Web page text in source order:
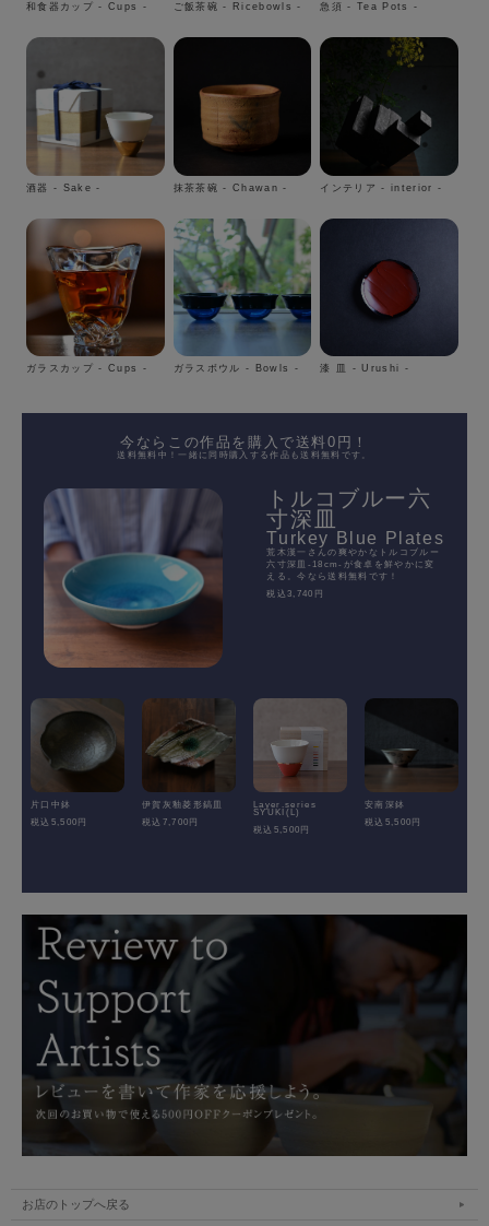
和食器カップ - Cups - ご飯茶碗 - Ricebowls - 急須 - Tea Pots -
酒器 - Sake - 抹茶茶碗 - Chawan - インテリア - interior -
ガラスカップ - Cups - ガラスボウル - Bowls - 漆 皿 - Urushi -
今ならこの作品を購入で送料0円！
送料無料中！一緒に同時購入する作品も送料無料です。
トルコブルー六
寸深皿
Turkey Blue Plates
荒木漢一さんの爽やかなトルコブルー
六寸深皿-18cm-が食卓を鮮やかに変
える。今なら送料無料です！
税込3,740円
片口中鉢
税込5,500円
伊賀灰釉菱形鎬皿
税込7,700円
Layer.series
SYUKI(L)
税込5,500円
安南深鉢
税込5,500円
お店のトップへ戻る